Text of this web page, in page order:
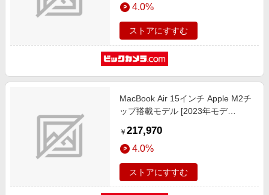
MQTL3J/A
4.0%
ストアにすすむ
MacBook Air 15インチ Apple M2チ
ップ搭載モデル [2023年モデ
CPUと10コアGPU] スペースグレイ
MQTK3J/A
￥ 217,970
4.0%
ストアにすすむ